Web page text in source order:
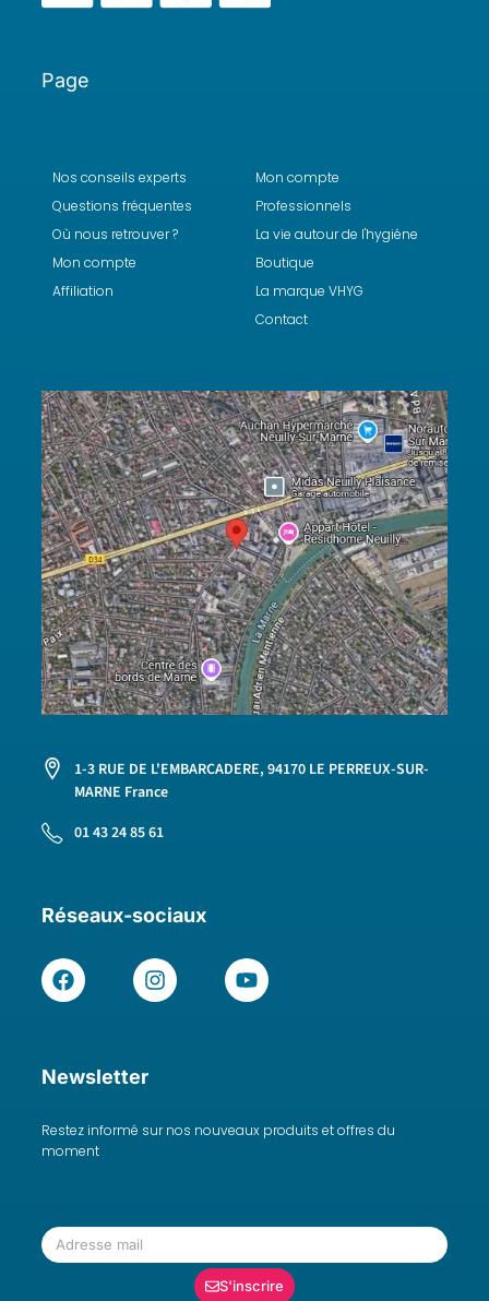
Page
Nos conseils experts
Questions fréquentes
Où nous retrouver ?
Mon compte
Affiliation
Mon compte
Professionnels
La vie autour de l'hygiéne
Boutique
La marque VHYG
Contact
1-3 RUE DE L'EMBARCADERE, 94170 LE PERREUX-SUR-
MARNE France
01 43 24 85 61
Réseaux-sociaux
Newsletter
Restez informé sur nos nouveaux produits et offres du
moment
S'inscrire